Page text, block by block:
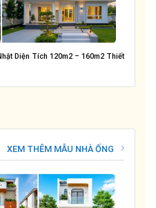
Diện Tích 120m2 – 160m2 Thiết
XEM THÊM MẪU NHÀ ỐNG